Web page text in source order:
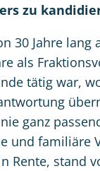
zu
30 Jahre lang
als
tätig war,
ganz
und familiäre
Rente, stand